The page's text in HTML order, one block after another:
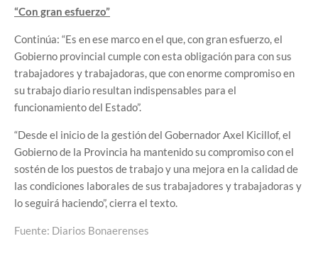
“Con gran esfuerzo”
Continúa: “Es en ese marco en el que, con gran esfuerzo, el
Gobierno provincial cumple con esta obligación para con sus
trabajadores y trabajadoras, que con enorme compromiso en
su trabajo diario resultan indispensables para el
funcionamiento del Estado”.
“Desde el inicio de la gestión del Gobernador Axel Kicillof, el
Gobierno de la Provincia ha mantenido su compromiso con el
sostén de los puestos de trabajo y una mejora en la calidad de
las condiciones laborales de sus trabajadores y trabajadoras y
lo seguirá haciendo”, cierra el texto.
Fuente: Diarios Bonaerenses